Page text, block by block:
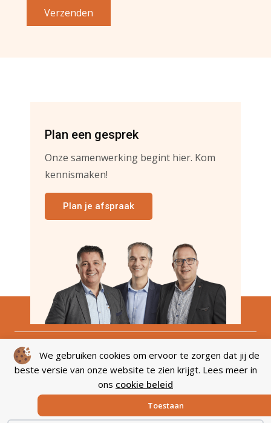
We gebruiken cookies om ervoor te zorgen dat jij de
beste versie van onze website te zien krijgt. Lees meer in
ons cookie beleid
Toestaan
Verzenden
Plan een gesprek
Onze samenwerking begint hier. Kom
kennismaken!
Plan je afspraak
Snelmenu
Contactgegevens